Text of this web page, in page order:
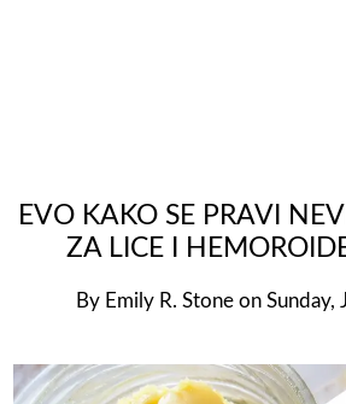
EVO KAKO SE PRAVI
ZA LICE I
By Emily R. Stone on Sunday,